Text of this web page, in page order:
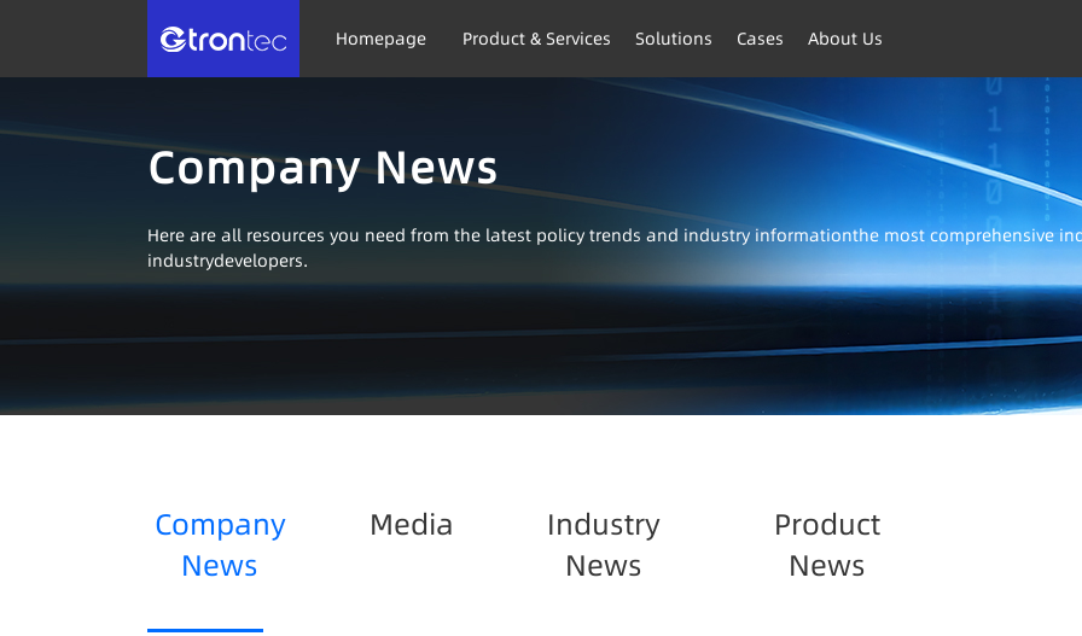
Homepage Product & Services Solutions Cases About Us
Company News
Here are all resources you need from the latest policy trends and industry informationthe most comprehensive
industrydevelopers.
Company
News
Media
Industry
News
Product
News